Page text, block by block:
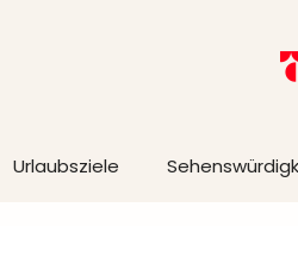
Urlaubsziele